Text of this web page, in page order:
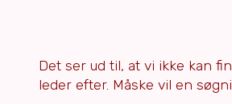
Det ser ud til, at vi ikke kan
leder efter. Måske vil en